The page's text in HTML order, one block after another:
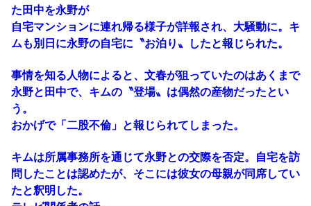
た田中を永野が
自宅マンションに連れ帰る様子が詳報され、大騒動に。キ
ムも別日に永野の自宅に〝お泊り〟したと報じられた。
事情を知る人物によると、文春が狙っていたのはあくまで
永野と田中で、キムの〝登場〟は偶然の産物だったとい
う。
おかげで「二股不倫」と報じられてしまった。
キムは所属事務所を通じて永野との交際を否定。自宅を訪
問したことは認めたが、そこには彼女の母親が同席してい
たと釈明した。